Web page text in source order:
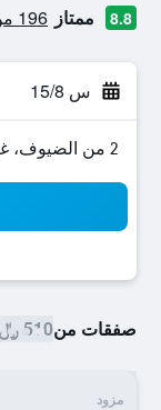
8.8 ممتاز 196 من التقييمات تم التحقق منها
س 15/8
2 من الضيوف، غرفة واحدة
صفقات من510 ﷼
مزود